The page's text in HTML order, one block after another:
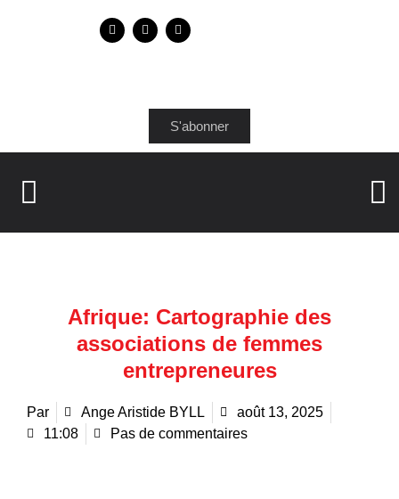
S'abonner
Afrique: Cartographie des
associations de femmes
entrepreneures
Par Ange Aristide BYLL
août 13, 2025
11:08
Pas de commentaires